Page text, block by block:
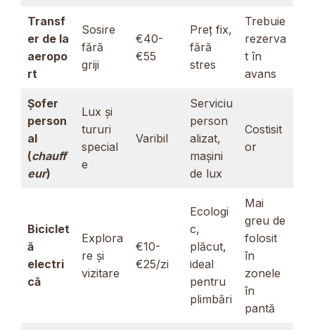
Transf
er de la
aeropo
rt
Sosire
fără
griji
€40-
€55
Preț fix,
fără
stres
Trebuie
rezerva
t în
avans
Șofer
person
al
(chauff
eur)
Lux și
tururi
special
e
Varibil
Serviciu
person
alizat,
mașini
de lux
Costisit
or
Biciclet
ă
electri
că
Explora
re și
vizitare
€10-
€25/zi
Ecologi
c,
plăcut,
ideal
pentru
plimbări
Mai
greu de
folosit
în
zonele
în
pantă